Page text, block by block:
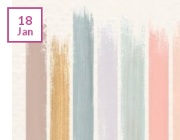
18
Jan